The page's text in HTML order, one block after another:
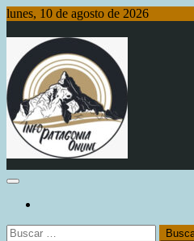
Saltar
contenido
lunes, 10 de agosto de 2026
Info Patagonia Online
Buscar: